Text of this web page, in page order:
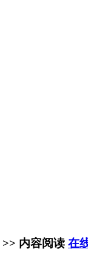
>> 内容阅读 在